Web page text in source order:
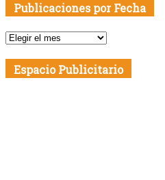
Publicaciones por Fecha
Publicaciones
Fecha
Espacio Publicitario